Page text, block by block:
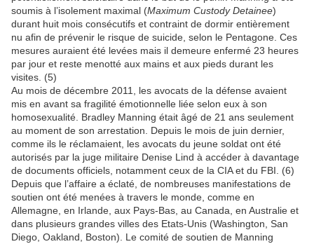
soumis à l’isolement maximal (Maximum Custody Detainee)
durant huit mois consécutifs et contraint de dormir entièrement
nu afin de prévenir le risque de suicide, selon le Pentagone. Ces
mesures auraient été levées mais il demeure enfermé 23 heures
par jour et reste menotté aux mains et aux pieds durant les
visites. (5)
Au mois de décembre 2011, les avocats de la défense avaient
mis en avant sa fragilité émotionnelle liée selon eux à son
homosexualité. Bradley Manning était âgé de 21 ans seulement
au moment de son arrestation. Depuis le mois de juin dernier,
comme ils le réclamaient, les avocats du jeune soldat ont été
autorisés par la juge militaire Denise Lind à accéder à davantage
de documents officiels, notamment ceux de la CIA et du FBI. (6)
Depuis que l’affaire a éclaté, de nombreuses manifestations de
soutien ont été menées à travers le monde, comme en
Allemagne, en Irlande, aux Pays-Bas, au Canada, en Australie et
dans plusieurs grandes villes des Etats-Unis (Washington, San
Diego, Oakland, Boston). Le comité de soutien de Manning